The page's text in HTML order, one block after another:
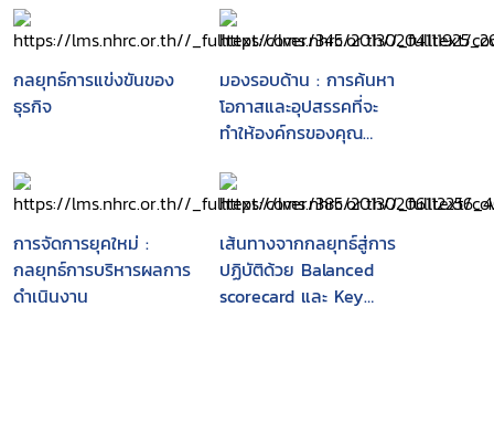
กลยุทธ์การแข่งขันของ
ธุรกิจ
มองรอบด้าน : การค้นหา
โอกาสและอุปสรรคที่จะ
ทำให้องค์กรของคุณ
การจัดการยุคใหม่ :
กลยุทธ์การบริหารผลการ
ดำเนินงาน
เส้นทางจากกลยุทธ์สู่การ
ปฏิบัติด้วย Balanced
scorecard และ Key